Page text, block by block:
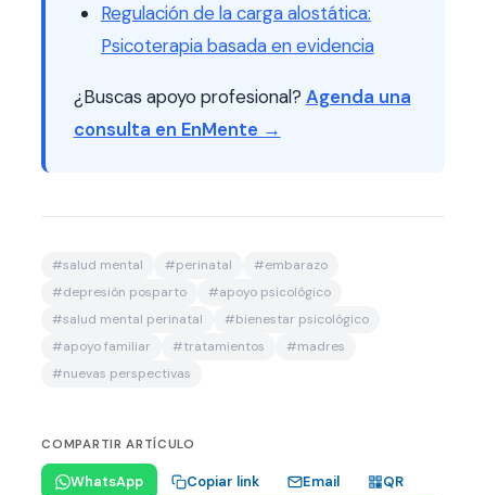
Regulación de la carga alostática:
Psicoterapia basada en evidencia
¿Buscas apoyo profesional? Agenda una
consulta en EnMente →
#salud mental #perinatal #embarazo
#depresión posparto #apoyo psicológico
#salud mental perinatal #bienestar psicológico
#apoyo familiar #tratamientos #madres
#nuevas perspectivas
COMPARTIR ARTÍCULO
WhatsApp Copiar link Email QR